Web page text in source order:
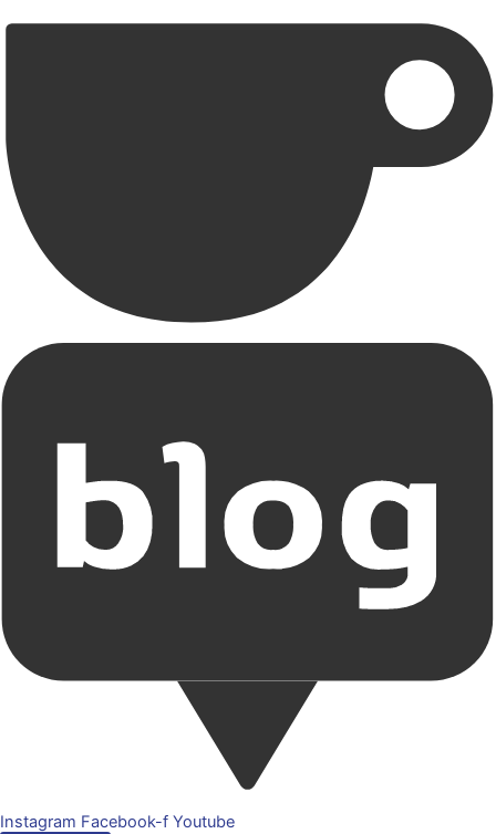
Instagram Facebook-f Youtube